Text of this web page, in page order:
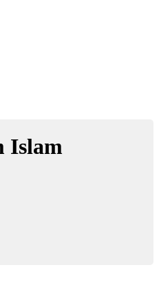
Islam